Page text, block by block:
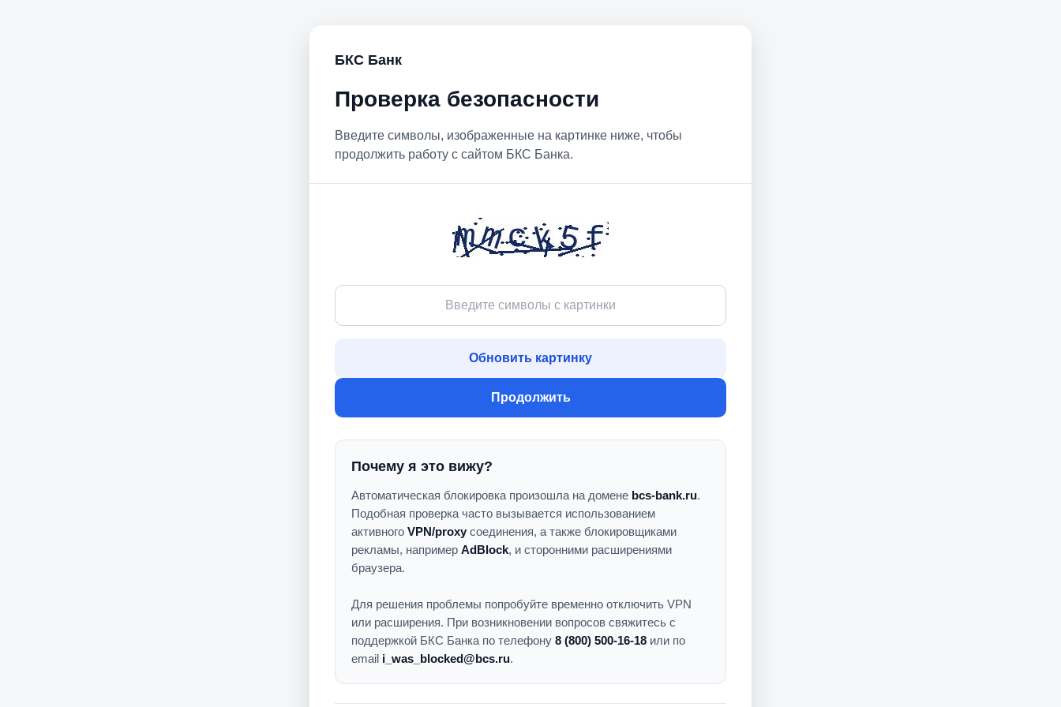
БКС Банк
Проверка безопасности
Введите символы, изображенные на картинке ниже, чтобы
продолжить работу с сайтом БКС Банка.
Обновить картинку
Продолжить
Почему я это вижу?
Автоматическая блокировка произошла на домене bcs-bank.ru.
Подобная проверка часто вызывается использованием
активного VPN/proxy соединения, а также блокировщиками
рекламы, например AdBlock, и сторонними расширениями
браузера.
Для решения проблемы попробуйте временно отключить VPN
или расширения. При возникновении вопросов свяжитесь с
поддержкой БКС Банка по телефону 8 (800) 500-16-18 или по
email i_was_blocked@bcs.ru.